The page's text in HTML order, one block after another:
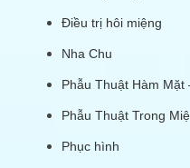
Điều trị hôi miệng
Nha Chu
Phẫu Thuật Hàm Mặt
Phẫu Thuật Trong
Phục hình